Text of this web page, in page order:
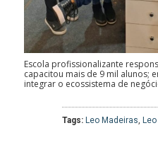
Escola profissionalizante
capacitou mais de 9 mil alunos;
integrar o ecossistema de
Tags: Leo Madeiras Leo